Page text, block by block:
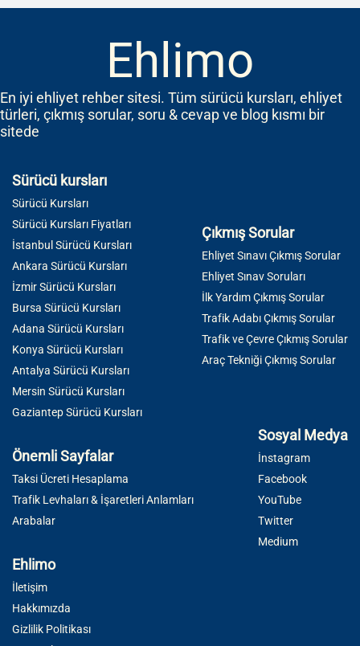
Ehlimo
En iyi ehliyet rehber sitesi. Tüm sürücü kursları, ehliyet
türleri, çıkmış sorular, soru & cevap ve blog kısmı bir
sitede
Sürücü kursları
Sürücü Kursları
Sürücü Kursları Fiyatları
İstanbul Sürücü Kursları
Ankara Sürücü Kursları
İzmir Sürücü Kursları
Bursa Sürücü Kursları
Adana Sürücü Kursları
Konya Sürücü Kursları
Antalya Sürücü Kursları
Mersin Sürücü Kursları
Gaziantep Sürücü Kursları
Çıkmış Sorular
Ehliyet Sınavı Çıkmış Sorular
Ehliyet Sınav Soruları
İlk Yardım Çıkmış Sorular
Trafik Adabı Çıkmış Sorular
Trafik ve Çevre Çıkmış Sorular
Araç Tekniği Çıkmış Sorular
Önemli Sayfalar
Taksi Ücreti Hesaplama
Trafik Levhaları & İşaretleri Anlamları
Arabalar
Sosyal Medya
İnstagram
Facebook
YouTube
Twitter
Medium
Ehlimo
İletişim
Hakkımızda
Gizlilik Politikası